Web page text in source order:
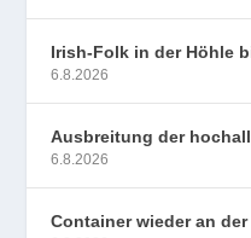
Irish-Folk in der Höhle
6.8.2026
Ausbreitung der
6.8.2026
Container wieder an